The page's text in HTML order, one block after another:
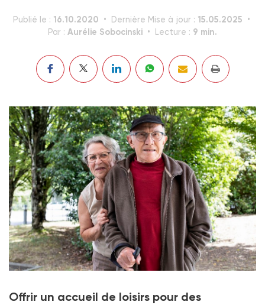
Publié le : 16.10.2020 Dernière Mise à jour : 15.05.2025
Par : Aurélie Sobocinski Lecture : 9 min.
séjour de répit.
Offrir un accueil de loisirs pour des